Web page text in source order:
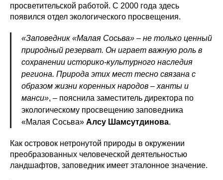
просветительской работой. С 2000 года здесь
появился отдел экологического просвещения.
«Заповедник «Малая Сосьва» – не только ценный
природный резерват. Он играет важную роль в
сохранении историко-культурного наследия
региона. Природа этих мест тесно связана с
образом жизни коренных народов – ханты и
манси», – пояснила заместитель директора по
экологическому просвещению заповедника
«Малая Сосьва» Алсу Шамсутдинова.
Как островок нетронутой природы в окружении
преобразованных человеческой деятельностью
ландшафтов, заповедник имеет эталонное значение.